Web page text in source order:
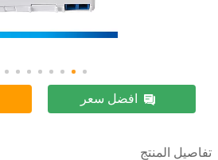
افضل سعر
تفاصيل المنتج